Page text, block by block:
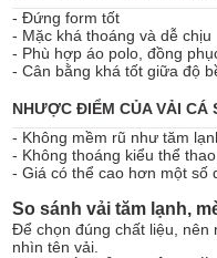
- Đứng form tốt
- Mặc khá thoáng và dễ chịu
- Phù hợp áo polo, đồng
- Cân bằng khá tốt giữa độ
NHƯỢC ĐIỂM CỦA VẢI CÁ
- Không mềm rũ như tăm
- Không thoáng kiểu thể
- Giá có thể cao hơn một số
So sánh vải tăm lạnh,
Để chọn đúng chất liệu, nên
nhìn tên vải.